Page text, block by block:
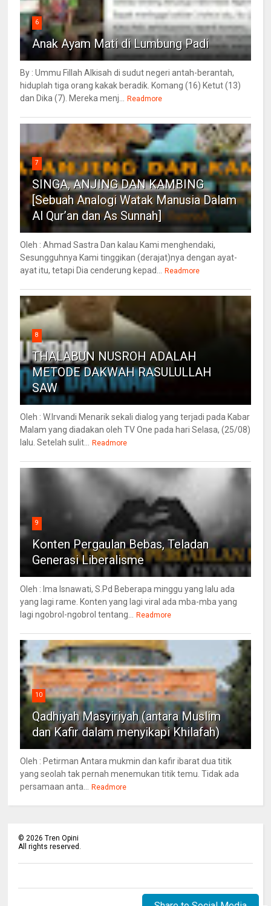
6
Anak Ayam Mati di Lumbung Padi
By : Ummu Fillah Alkisah di sudut negeri antah-berantah,
hiduplah tiga orang kakak beradik. Komang (16) Ketut (13)
dan Dika (7). Mereka menj...
Readmore
7
SINGA, ANJING DAN KAMBING
[Sebuah Analogi Watak Manusia Dalam
Al Qur’an dan As Sunnah]
Oleh : Ahmad Sastra Dan kalau Kami menghendaki,
Sesungguhnya Kami tinggikan (derajat)nya dengan ayat-
ayat itu, tetapi Dia cenderung kepad...
Readmore
8
THALABUN NUSROH ADALAH
METODE DAKWAH RASULULLAH
SAW
Oleh : W.Irvandi Menarik sekali dialog yang terjadi pada Kabar
Malam yang diadakan oleh TV One pada hari Selasa, (25/08)
lalu. Setelah sulit...
Readmore
9
Konten Pergaulan Bebas, Teladan
Generasi Liberalisme
Oleh : Ima Isnawati, S.Pd Beberapa minggu yang lalu ada
yang lagi rame. Konten yang lagi viral ada mba-mba yang
lagi ngobrol-ngobrol tentang...
Readmore
10
Qadhiyah Masyiriyah (antara Muslim
dan Kafir dalam menyikapi Khilafah)
Oleh : Petirman Antara mukmin dan kafir ibarat dua titik
yang seolah tak pernah menemukan titik temu. Tidak ada
persamaan anta...
Readmore
© 2026 Tren Opini
All rights reserved.